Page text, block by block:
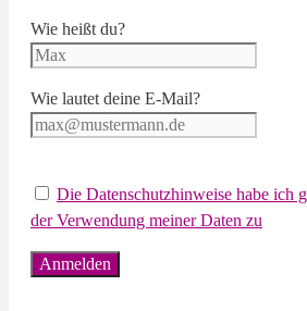
Wie heißt du?
Wie lautet deine E-Mail?
Die Datenschutzhinweise habe ich
der Verwendung meiner Daten zu